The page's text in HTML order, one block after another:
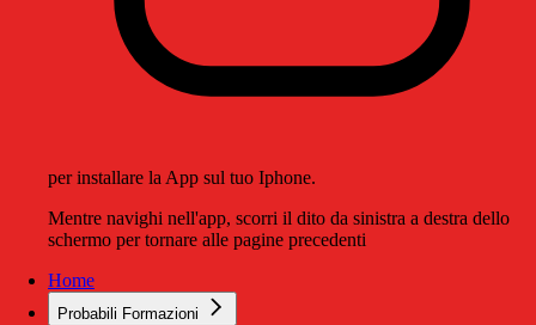
per installare la App sul tuo Iphone.
Mentre navighi nell'app, scorri il dito da sinistra a destra dello
schermo per tornare alle pagine precedenti
Home
Probabili Formazioni